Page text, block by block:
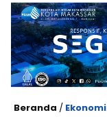
Beranda / Ekonomi